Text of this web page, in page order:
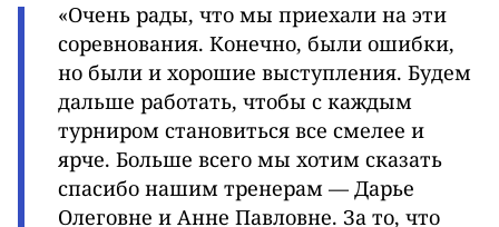
«Очень рады, что мы приехали на эти
соревнования. Конечно, были ошибки,
но были и хорошие выступления. Будем
дальше работать, чтобы с каждым
турниром становиться все смелее и
ярче. Больше всего мы хотим сказать
спасибо нашим тренерам — Дарье
Олеговне и Анне Павловне. За то, что